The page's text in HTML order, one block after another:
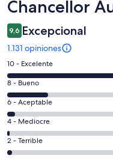
Chancellor
9,6 Excepcional
1.131 opiniones
Evaluación:
10
-
Excelente.
895
de
1131
opiniones
10 - Excelente
Evaluación:
8
-
Bueno.
179
de
8 - Bueno
Evaluación:
6
-
Aceptable.
33
6 - Aceptable
Evaluación:
4
-
4 - Mediocre
Evaluación:
2
2 - Terrible